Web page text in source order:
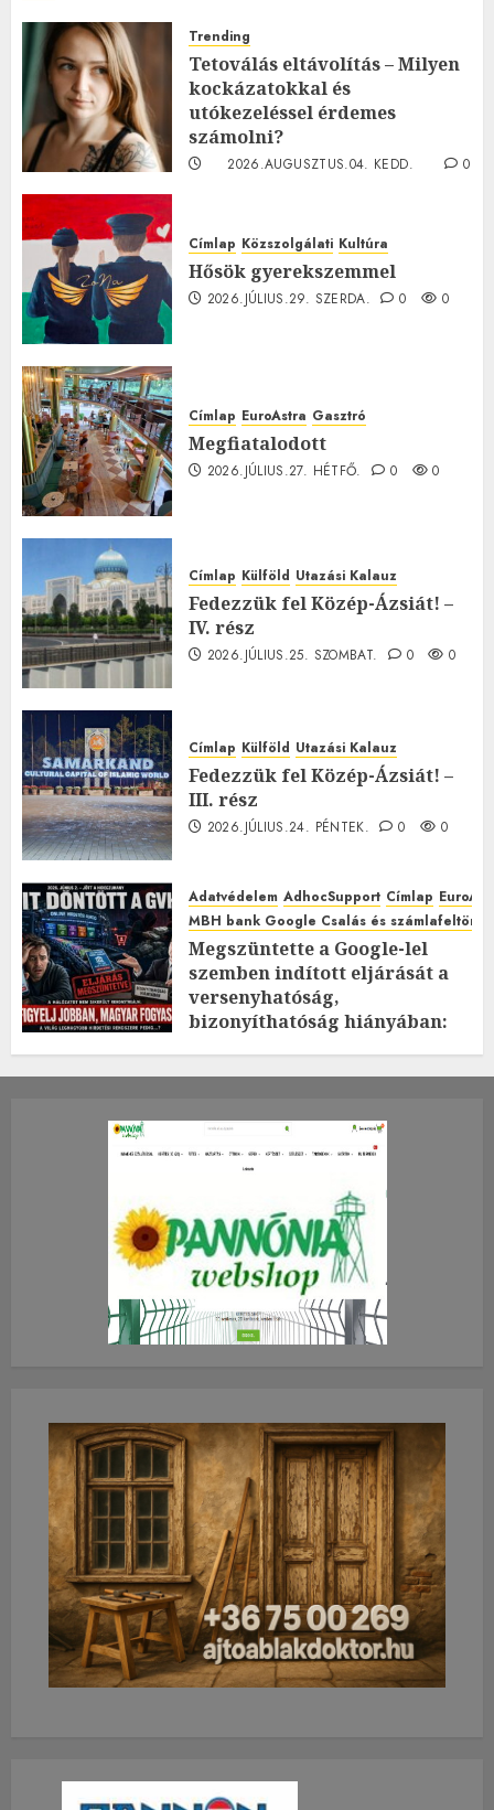
Trending
Tetoválás eltávolítás – Milyen
kockázatokkal és
utókezeléssel érdemes
számolni?
2026.AUGUSZTUS.04. KEDD.
0
Címlap Közszolgálati Kultúra
Hősök gyerekszemmel
2026.JÚLIUS.29. SZERDA. 0 0
Címlap EuroAstra Gasztró
Megfiatalodott
2026.JÚLIUS.27. HÉTFŐ. 0 0
Címlap Külföld Utazási Kalauz
Fedezzük fel Közép-Ázsiát! –
IV. rész
2026.JÚLIUS.25. SZOMBAT. 0 0
Címlap Külföld Utazási Kalauz
Fedezzük fel Közép-Ázsiát! –
III. rész
2026.JÚLIUS.24. PÉNTEK. 0 0
Adatvédelem AdhocSupport Címlap
MBH bank Google Csalás és
Megszüntette a Google-lel
szemben indított eljárását a
versenyhatóság,
bizonyíthatóság hiányában:
2026.JÚLIUS.23. CSÜTÖRTÖK.
0